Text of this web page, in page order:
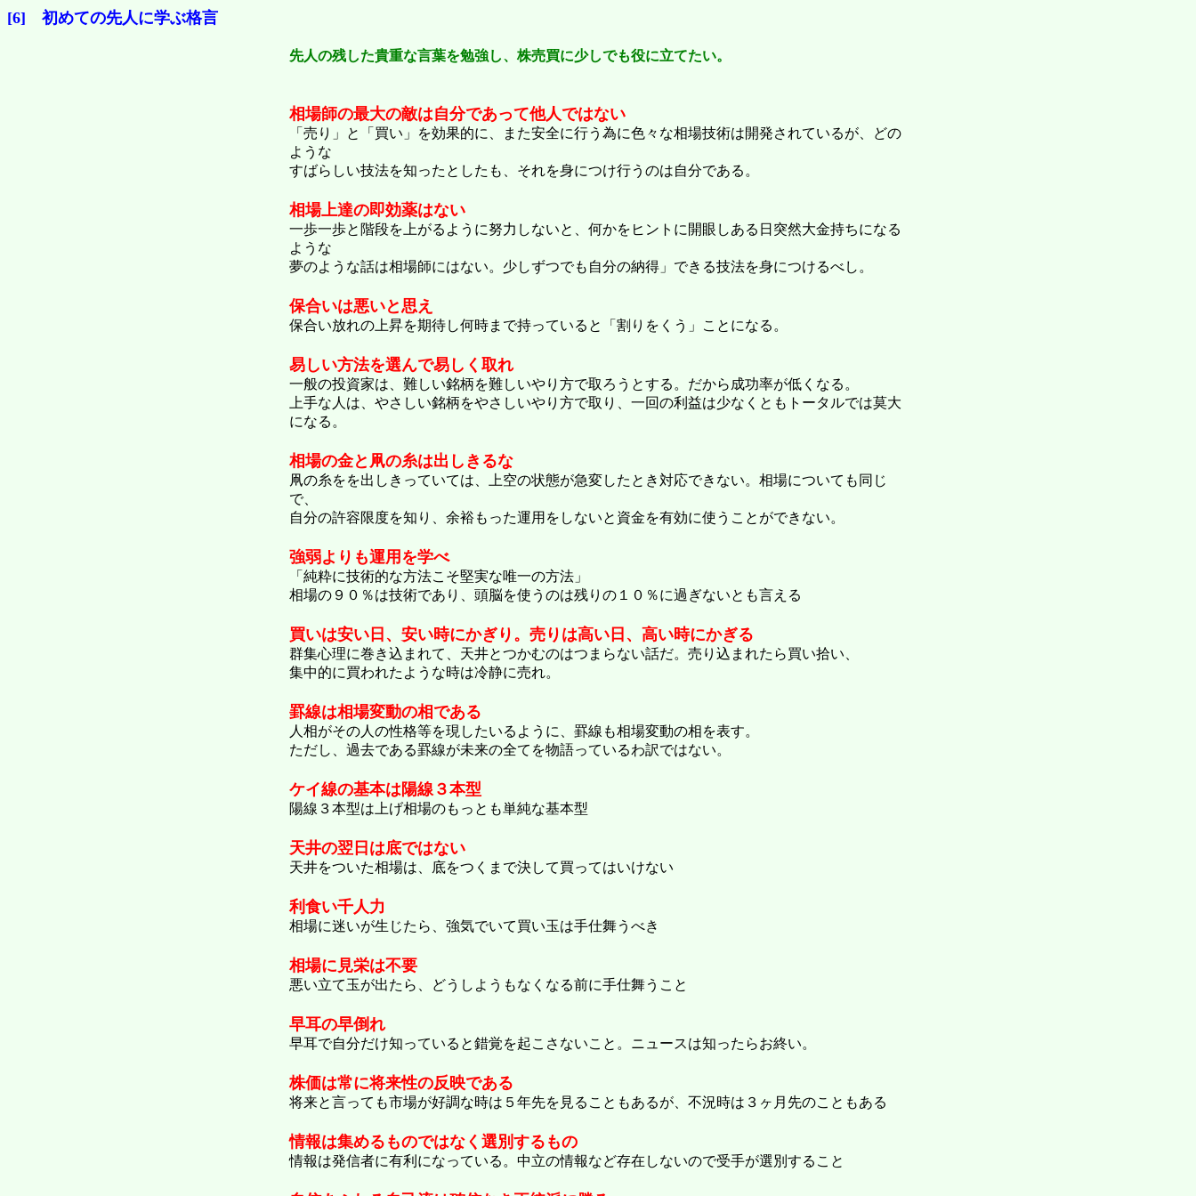
[6] 初めての先人に学ぶ格言
先人の残した貴重な言葉を勉強し、株売買に少しでも役に立てたい。
相場師の最大の敵は自分であって他人ではない
「売り」と「買い」を効果的に、また安全に行う為に色々な相場技術は開発されているが、どの
ような
すばらしい技法を知ったとしたも、それを身につけ行うのは自分である。
相場上達の即効薬はない
一歩一歩と階段を上がるように努力しないと、何かをヒントに開眼しある日突然大金持ちになる
ような
夢のような話は相場師にはない。少しずつでも自分の納得」できる技法を身につけるべし。
保合いは悪いと思え
保合い放れの上昇を期待し何時まで持っていると「割りをくう」ことになる。
易しい方法を選んで易しく取れ
一般の投資家は、難しい銘柄を難しいやり方で取ろうとする。だから成功率が低くなる。
上手な人は、やさしい銘柄をやさしいやり方で取り、一回の利益は少なくともトータルでは莫大
になる。
相場の金と凧の糸は出しきるな
凧の糸をを出しきっていては、上空の状態が急変したとき対応できない。相場についても同じ
で、
自分の許容限度を知り、余裕もった運用をしないと資金を有効に使うことができない。
強弱よりも運用を学べ
「純粋に技術的な方法こそ堅実な唯一の方法」
相場の９０％は技術であり、頭脳を使うのは残りの１０％に過ぎないとも言える
買いは安い日、安い時にかぎり。売りは高い日、高い時にかぎる
群集心理に巻き込まれて、天井とつかむのはつまらない話だ。売り込まれたら買い拾い、
集中的に買われたような時は冷静に売れ。
罫線は相場変動の相である
人相がその人の性格等を現したいるように、罫線も相場変動の相を表す。
ただし、過去である罫線が未来の全てを物語っているわ訳ではない。
ケイ線の基本は陽線３本型
陽線３本型は上げ相場のもっとも単純な基本型
天井の翌日は底ではない
天井をついた相場は、底をつくまで決して買ってはいけない
利食い千人力
相場に迷いが生じたら、強気でいて買い玉は手仕舞うべき
相場に見栄は不要
悪い立て玉が出たら、どうしようもなくなる前に手仕舞うこと
早耳の早倒れ
早耳で自分だけ知っていると錯覚を起こさないこと。ニュースは知ったらお終い。
株価は常に将来性の反映である
将来と言っても市場が好調な時は５年先を見ることもあるが、不況時は３ヶ月先のこともある
情報は集めるものではなく選別するもの
情報は発信者に有利になっている。中立の情報など存在しないので受手が選別すること